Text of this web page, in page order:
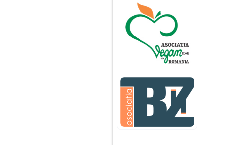
ani, privind in urma
realizez cat de multe
greseli am facut in
educatia si cresterea
ei, am fost o mama
egoista, preocupata
de implinirea
profesionala, cand ea
era mica am neglijat-
agresiva, orice
greseala era taxata cu
o palma sau pedepse.
De 4 ani am o relatie
serioasa cu un barbat